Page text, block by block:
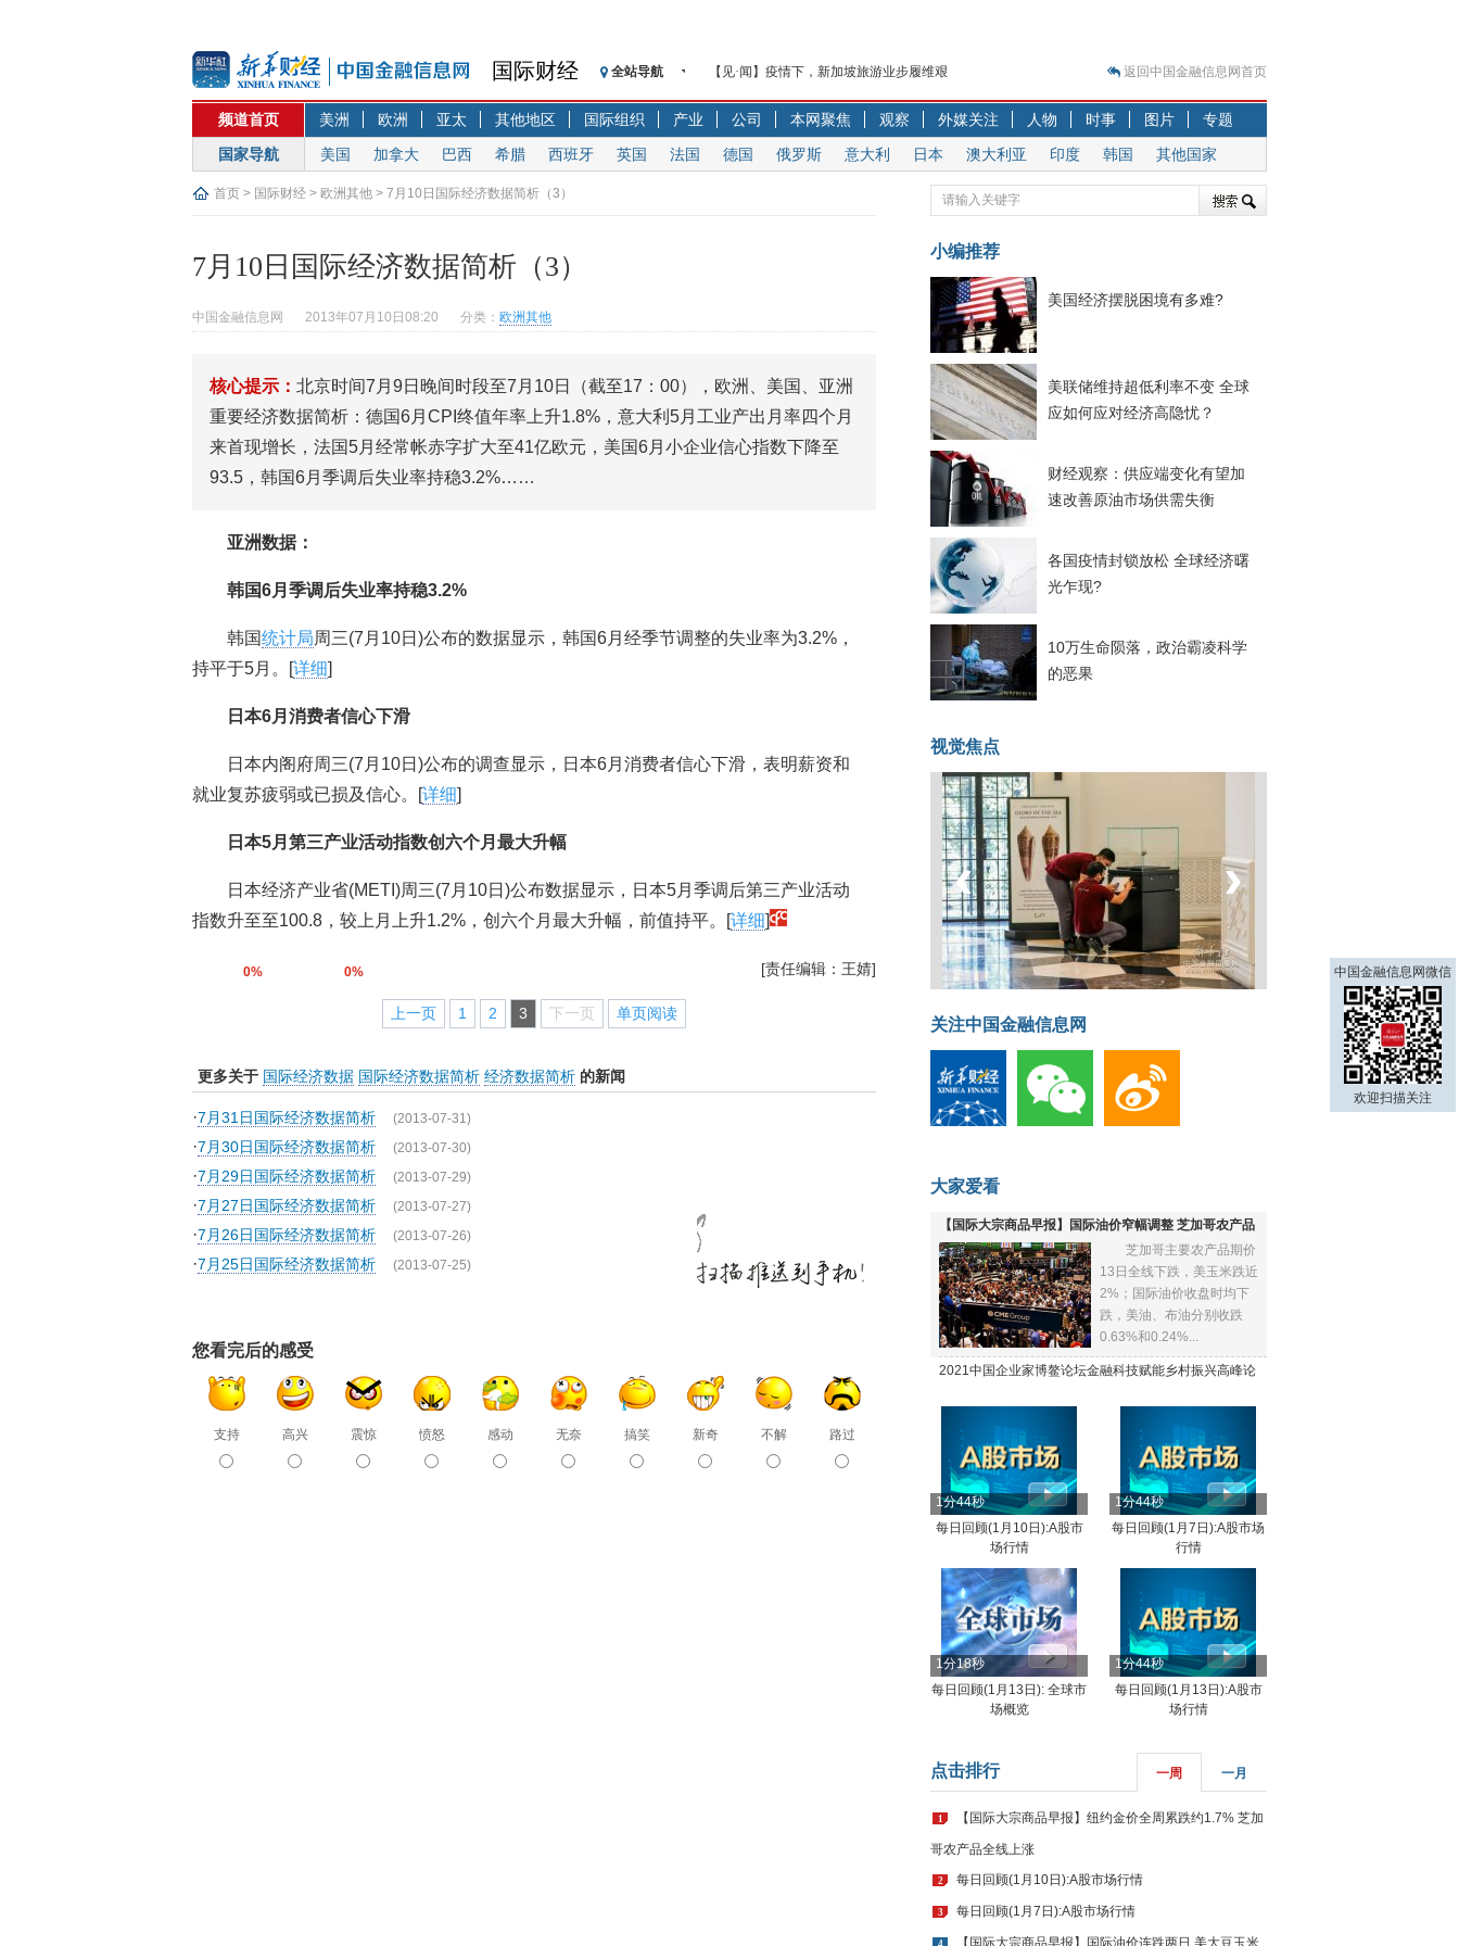
国际财经 全站导航
【见·闻】疫情下，新加坡旅游业步履维艰
记者手记：疫情下的香港零售业如何浴火重生？
【见·闻】疫情下一家香港传统零售商的转型突围之旅
济安金信：中国基金市场数据分析周报（2020. 07.27—2020.07.31）
【新华财经调查】同业存单、结构性存款玩起“跷跷板” 结构性失衡藏
央行公开市场净投放300亿元 短端资金利率明显下行
沥青期货连续两日涨逾3% 沪银及两粕涨势喜人
恒生聚源：北斗收官之星发射成功，全产业链解析
济安金信：中国基金市场数据分析周报（2020. 08.17—2020.08.21）
返回中国金融信息网首页
频道首页 美洲 欧洲 亚太 其他地区 国际组织 产业 公司 本网聚焦 观察 外媒关注 人物 时事 图片
专题
国家导航
美国 加拿大 巴西 希腊 西班牙 英国 法国 德国 俄罗斯 意大利 日本 澳大利亚 印度 韩国 其他国家
首页 > 国际财经 > 欧洲其他 > 7月10日国际经济数据简析（3）
7月10日国际经济数据简析（3）
中国金融信息网 2013年07月10日08:20 分类： 欧洲其他
核心提示： 北京时间7月9日晚间时段至7月10日（截至17：00），欧洲、美国、亚洲
重要经济数据简析：德国6月CPI终值年率上升1.8%，意大利5月工业产出月率四个月
来首现增长，法国5月经常帐赤字扩大至41亿欧元，美国6月小企业信心指数下降至
93.5，韩国6月季调后失业率持稳3.2%……
亚洲数据：
韩国6月季调后失业率持稳3.2%
韩国统计局周三(7月10日)公布的数据显示，韩国6月经季节调整的失业率为3.2%，
持平于5月。[详细]
日本6月消费者信心下滑
日本内阁府周三(7月10日)公布的调查显示，日本6月消费者信心下滑，表明薪资和
就业复苏疲弱或已损及信心。[详细]
日本5月第三产业活动指数创六个月最大升幅
日本经济产业省(METI)周三(7月10日)公布数据显示，日本5月季调后第三产业活动
指数升至至100.8，较上月上升1.2%，创六个月最大升幅，前值持平。[详细]
0% 0% [责任编辑：王婧]
上一页 1 2 3 下一页 单页阅读
更多关于 国际经济数据 国际经济数据简析 经济数据简析 的新闻
·7月31日国际经济数据简析 (2013-07-31)
·7月30日国际经济数据简析 (2013-07-30)
·7月29日国际经济数据简析 (2013-07-29)
·7月27日国际经济数据简析 (2013-07-27)
·7月26日国际经济数据简析 (2013-07-26)
·7月25日国际经济数据简析 (2013-07-25)
您看完后的感受
支持 高兴 震惊 愤怒 感动 无奈 搞笑 新奇 不解 路过
小编推荐
美国经济摆脱困境有多难?
美联储维持超低利率不变 全球
应如何应对经济高隐忧？
财经观察：供应端变化有望加
速改善原油市场供需失衡
各国疫情封锁放松 全球经济曙
光乍现?
10万生命陨落，政治霸凌科学
的恶果
视觉焦点
菲律宾：防疫降级
‹ ›
关注中国金融信息网
大家爱看
【国际大宗商品早报】国际油价窄幅调整 芝加哥农产品
全线下跌
芝加哥主要农产品期价
13日全线下跌，美玉米跌近
2%；国际油价收盘时均下
跌，美油、布油分别收跌
0.63%和0.24%...
2021中国企业家博鳌论坛金融科技赋能乡村振兴高峰论
1分44秒
每日回顾(1月10日):A股市
场行情
1分44秒
每日回顾(1月7日):A股市场
行情
1分18秒
每日回顾(1月13日): 全球市
场概览
1分44秒
每日回顾(1月13日):A股市
场行情
点击排行 一周 一月
1 【国际大宗商品早报】纽约金价全周累跌约1.7% 芝加
哥农产品全线上涨
2 每日回顾(1月10日):A股市场行情
3 每日回顾(1月7日):A股市场行情
4 【国际大宗商品早报】国际油价连跌两日 美大豆玉米
中国金融信息网微信
欢迎扫描关注